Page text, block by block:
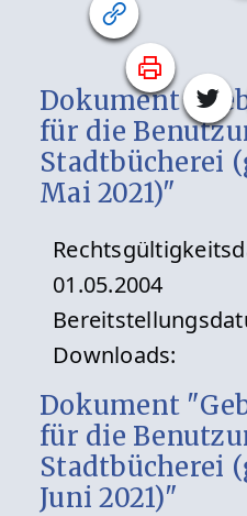
Dokument
für die
Stadtbücherei
Mai 2021)"
01.05.2004
Downloads:
Dokument
für die
Stadtbücherei
Juni 2021)"